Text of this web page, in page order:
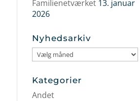
Familienetværket 13. januar
2026
Nyhedsarkiv
Nyhedsarkiv
Kategorier
Andet